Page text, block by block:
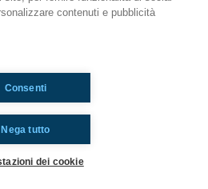
nella testata giornalistica
#OkkinSu
contenuti e pubblicità
Nega tutto
Consenti
dei cookie